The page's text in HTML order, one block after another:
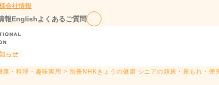
会社情報
報Englishよくあるご質問
らせ
康・料理・趣味実用 > 別冊NHKきょうの健康 シニアの頻尿・尿もれ・便